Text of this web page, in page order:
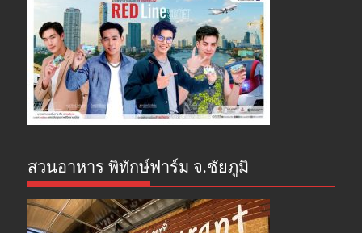
สวนอาหาร พิทักษ์ฟาร์ม จ.ชัยภูมิ